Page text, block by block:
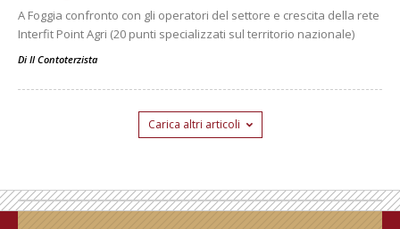
A Foggia confronto con gli operatori del settore e crescita della rete
Interfit Point Agri (20 punti specializzati sul territorio nazionale)
Di Il Contoterzista
Carica altri articoli